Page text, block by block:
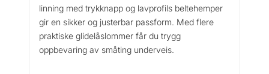
linning med trykknapp og lavprofils beltehemper
gir en sikker og justerbar passform. Med flere
praktiske glidelåslommer får du trygg
oppbevaring av småting underveis.